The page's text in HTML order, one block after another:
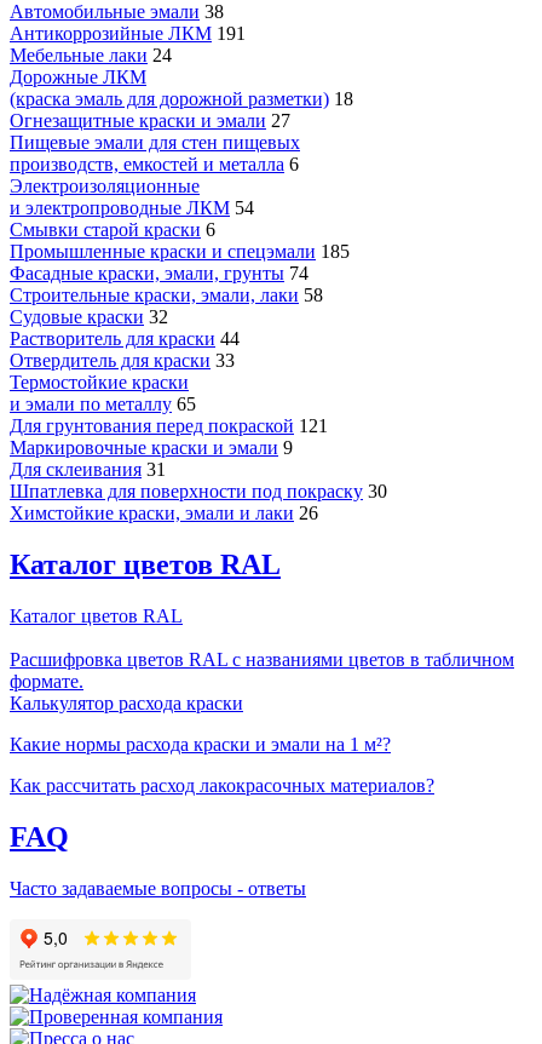
Автомобильные эмали 38
Антикоррозийные ЛКМ 191
Мебельные лаки 24
Дорожные ЛКМ
(краска эмаль для дорожной разметки) 18
Огнезащитные краски и эмали 27
Пищевые эмали для стен пищевых
производств, емкостей и металла 6
Электроизоляционные
и электропроводные ЛКМ 54
Смывки старой краски 6
Промышленные краски и спецэмали 185
Фасадные краски, эмали, грунты 74
Строительные краски, эмали, лаки 58
Судовые краски 32
Растворитель для краски 44
Отвердитель для краски 33
Термостойкие краски
и эмали по металлу 65
Для грунтования перед покраской 121
Маркировочные краски и эмали 9
Для склеивания 31
Шпатлевка для поверхности под покраску 30
Химстойкие краски, эмали и лаки 26
Каталог цветов RAL
Каталог цветов RAL
Расшифровка цветов RAL с названиями цветов в табличном
формате.
Калькулятор расхода краски
Какие нормы расхода краски и эмали на 1 м²?
Как рассчитать расход лакокрасочных материалов?
FAQ
Часто задаваемые вопросы - ответы